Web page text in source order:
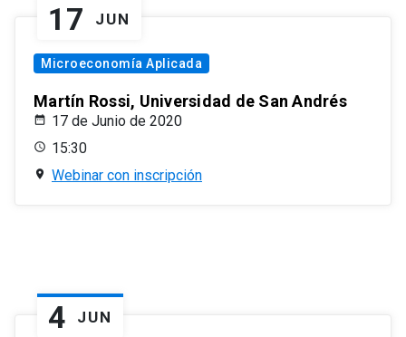
17 JUN
Microeconomía Aplicada
Martín Rossi, Universidad de San Andrés
17 de Junio de 2020
15:30
Webinar con inscripción
4 JUN